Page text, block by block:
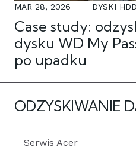
MAR 28, 2026 DYSKI HDD
Case study:
dysku WD My
po upadku
ODZYSKIWANIE
Serwis Acer